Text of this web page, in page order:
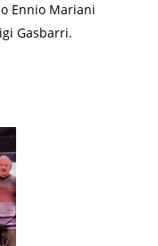
Ennio Mariani
Gasbarri.